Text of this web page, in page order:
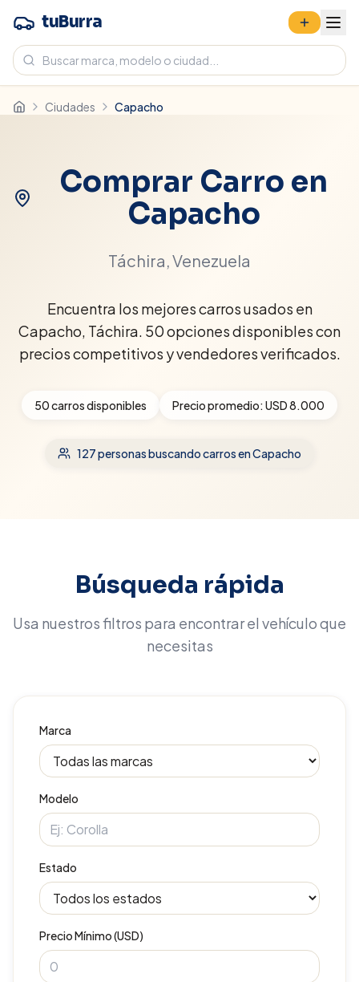
tuBurra
Ciudades Capacho
Comprar Carro en
Capacho
Táchira, Venezuela
Encuentra los mejores carros usados en
Capacho, Táchira. 50 opciones disponibles con
precios competitivos y vendedores verificados.
50carros disponibles Precio promedio: USD 8.000
127personas buscando carrosen Capacho
Búsqueda rápida
Usa nuestros filtros para encontrar el vehículo que
necesitas
Marca
Modelo
Estado
Precio Mínimo (USD)